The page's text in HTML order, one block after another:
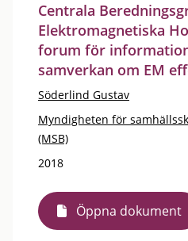
Centrala
Elektromagnetiska
forum för
samverkan om EM
Söderlind Gustav
Myndigheten för
(MSB)
2018
Öppna dokument